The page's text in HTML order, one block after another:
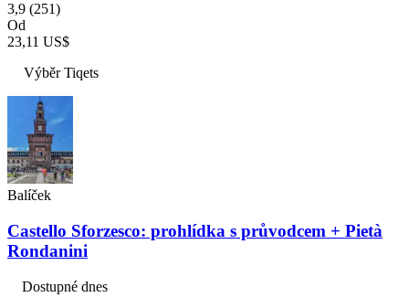
3,9 (251)
Od
23,11 US$
Výběr Tiqets
Balíček
Castello Sforzesco: prohlídka s průvodcem + Pietà
Rondanini
Dostupné dnes